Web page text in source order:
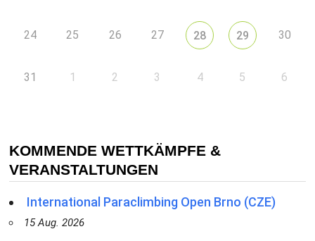
24 25 26 27 28 29 30
31 1 2 3 4 5 6
KOMMENDE WETTKÄMPFE &
VERANSTALTUNGEN
International Paraclimbing Open Brno (CZE)
15 Aug. 2026